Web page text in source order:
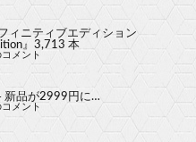
ィニティブエディション
』3,713 本
メント
新品が2999円に…
メント